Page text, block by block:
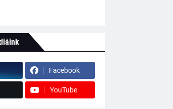
Facebook
YouTube